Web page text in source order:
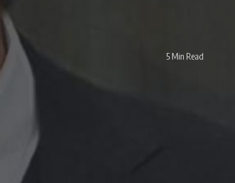
5 Min Read